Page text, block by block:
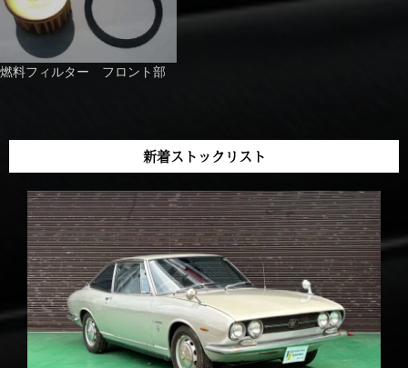
燃料フィルター フロント部
新着ストックリスト